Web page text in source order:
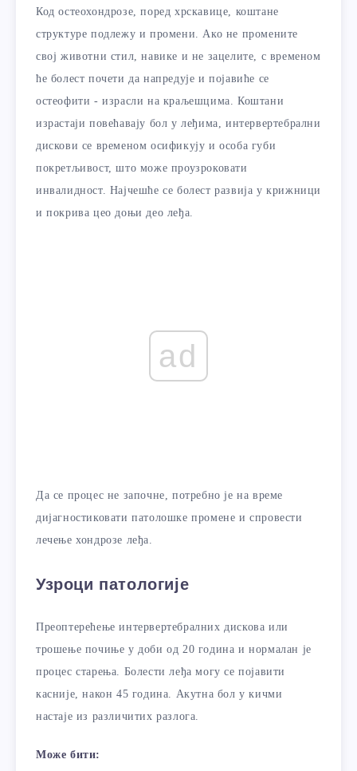
Код остеохондрозе, поред хрскавице, коштане
структуре подлежу и промени. Ако не промените
свој животни стил, навике и не зацелите, с временом
ће болест почети да напредује и појавиће се
остеофити - израсли на краљешцима. Коштани
израстаји повећавају бол у леђима, интервертебрални
дискови се временом осификују и особа губи
покретљивост, што може проузроковати
инвалидност. Најчешће се болест развија у крижници
и покрива цео доњи део леђа.
ad
Да се ​​процес не започне, потребно је на време
дијагностиковати патолошке промене и спровести
лечење хондрозе леђа.
Узроци патологије
Преоптерећење интервертебралних дискова или
трошење почиње у доби од 20 година и нормалан је
процес старења. Болести леђа могу се појавити
касније, након 45 година. Акутна бол у кичми
настаје из различитих разлога.
Може бити: